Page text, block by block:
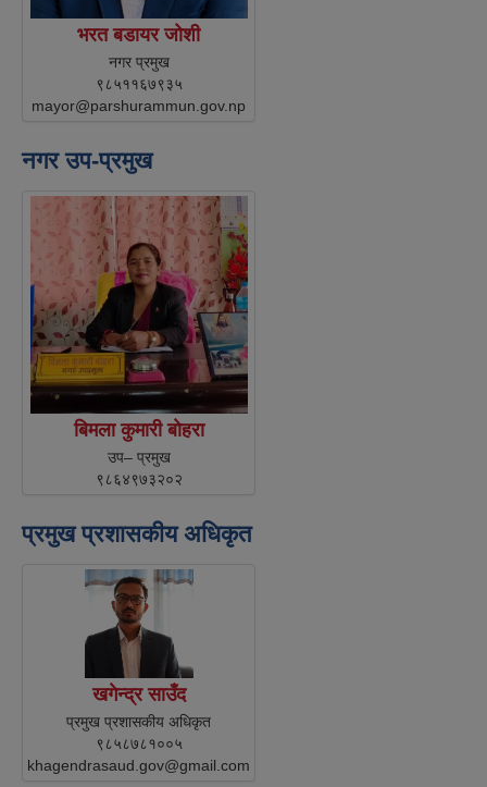
भरत बडायर जोशी
नगर प्रमुख
९८५११६७९३५
mayor@parshurammun.gov.np
नगर उप-प्रमुख
बिमला कुमारी बाेहरा
उप– प्रमुख
९८६४९७३२०२
प्रमुख प्रशासकीय अधिकृत
खगेन्द्र साउँद
प्रमुख प्रशासकीय अधिकृत
९८५८७८१००५
khagendrasaud.gov@gmail.com